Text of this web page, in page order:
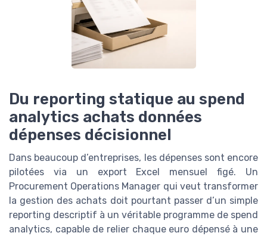
Du reporting statique au spend
analytics achats données
dépenses décisionnel
Dans beaucoup d’entreprises, les dépenses sont encore
pilotées via un export Excel mensuel figé. Un
Procurement Operations Manager qui veut transformer
la gestion des achats doit pourtant passer d’un simple
reporting descriptif à un véritable programme de spend
analytics, capable de relier chaque euro dépensé à une